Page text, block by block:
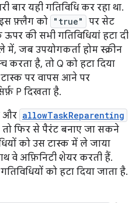
बार यही गतिविधि कर रहा था.
फ़्लैग को "true"
पर सेट
की सभी गतिविधियां हटा दी
में, जब उपयोगकर्ता होम स्क्रीन
करता है, तो Q को हटा दिया
पर वापस आने पर
P दिखता है.
और allowTaskReparenting
तो फिर से पैरंट बनाए जा सकने
को उस टास्क में ले जाया
वे अफ़िनिटी शेयर करती हैं.
को हटा दिया जाता है.